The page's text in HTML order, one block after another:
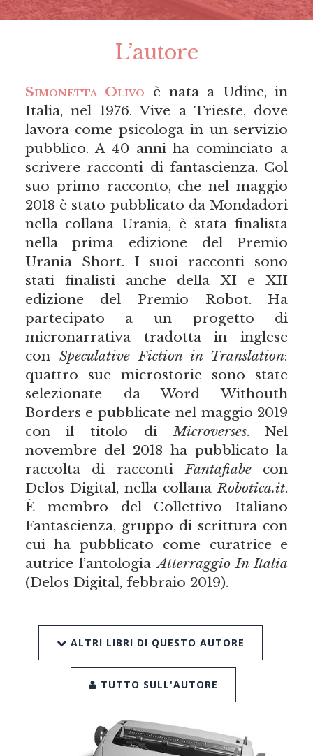
L’autore
Simonetta Olivo è nata a Udine, in
Italia, nel 1976. Vive a Trieste, dove
lavora come psicologa in un servizio
pubblico. A 40 anni ha cominciato a
scrivere racconti di fantascienza. Col
suo primo racconto, che nel maggio
2018 è stato pubblicato da Mondadori
nella collana Urania, è stata finalista
nella prima edizione del Premio
Urania Short. I suoi racconti sono
stati finalisti anche della XI e XII
edizione del Premio Robot. Ha
partecipato a un progetto di
micronarrativa tradotta in inglese
con Speculative Fiction in Translation:
quattro sue microstorie sono state
selezionate da Word Withouth
Borders e pubblicate nel maggio 2019
con il titolo diMicroverses. Nel
novembre del 2018 ha pubblicato la
raccolta di raccontiFantafiabecon
Delos Digital, nella collanaRobotica.it.
È membro del Collettivo Italiano
Fantascienza, gruppo di scrittura con
cui ha pubblicato come curatrice e
autrice l’antologiaAtterraggio In Italia
(Delos Digital, febbraio 2019).
ALTRI LIBRI DI QUESTO AUTORE
TUTTO SULL'AUTORE